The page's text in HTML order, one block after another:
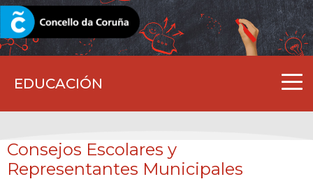
EDUCACIÓN
CORUNA.GAL
Consejos Escolares y
Representantes Municipales